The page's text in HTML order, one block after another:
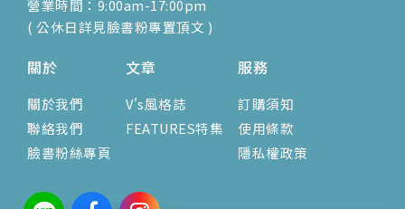
營業時間：9:00am-17:00pm
( 公休日詳見臉書粉專置頂文 )
關於
關於我們
聯絡我們
臉書粉絲專頁
文章
V's風格誌
FEATURES特集
服務
訂購須知
使用條款
隱私權政策